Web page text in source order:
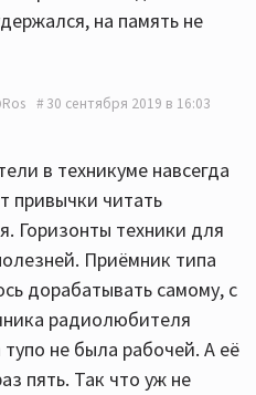
на память не
30 сентября 2019 в 16:03
в техникуме навсегда
привычки читать
Горизонты техники для
Приёмник типа
дорабатывать самому, с
радиолюбителя
не была рабочей. А её
пять. Так что уж не